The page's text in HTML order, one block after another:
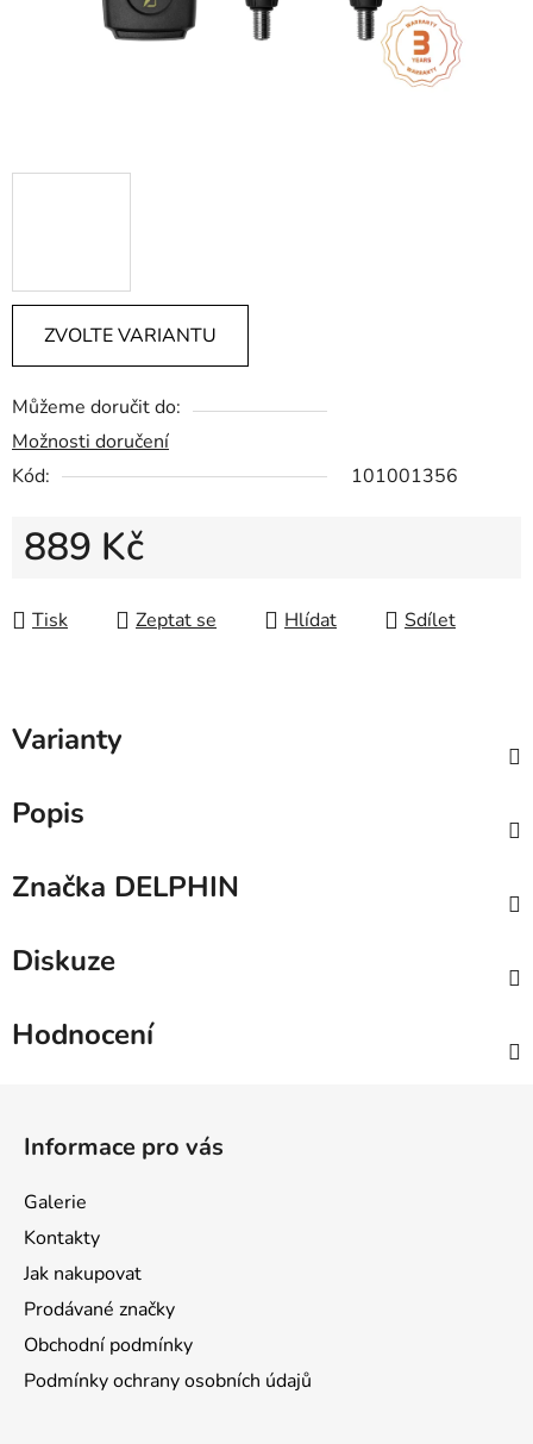
ZVOLTE VARIANTU
Můžeme doručit do:
Možnosti doručení
Kód:
101001356
889 Kč
Tisk
Zeptat se Hlídat Sdílet
Varianty
Popis
Značka DELPHIN
Diskuze
Hodnocení
Informace pro vás
Galerie
Kontakty
Jak nakupovat
Prodávané značky
Obchodní podmínky
Podmínky ochrany osobních údajů